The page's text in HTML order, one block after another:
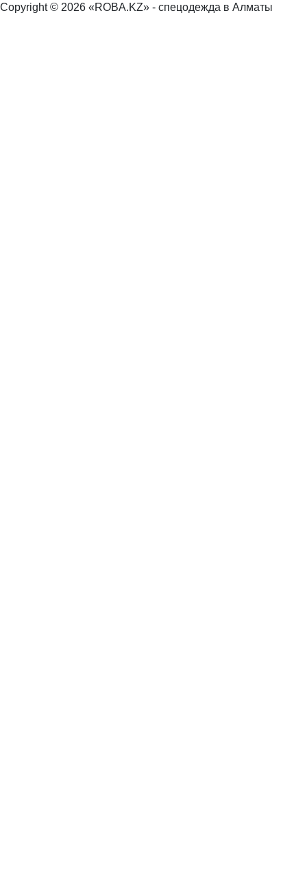
Copyright © 2026 «ROBA.KZ» - спецодежда в Алматы